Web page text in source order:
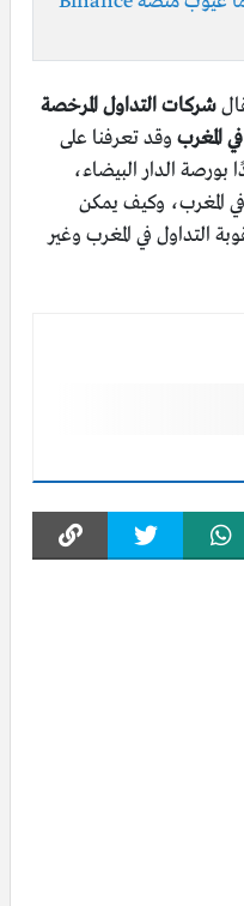
شركات التداول المرخصة
المغرب وقد تعرفنا على
بورصة الدار البيضاء،
المغرب، وكيف يمكن
التداول في المغرب وغير